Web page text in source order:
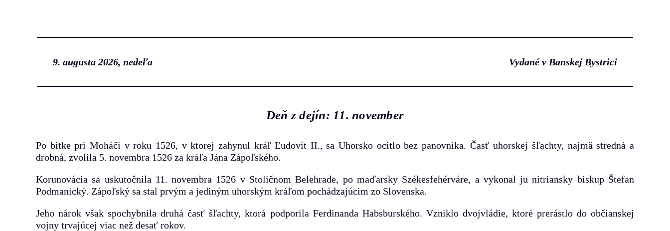
9. augusta 2026, nedeľa Vydané v Banskej Bystrici
Deň z dejín: 11. november
Po bitke pri Moháči v roku 1526, v ktorej zahynul kráľ Ľudovít II., sa Uhorsko ocitlo bez panovníka. Časť uhorskej šľachty, najmä stredná a
drobná, zvolila 5. novembra 1526 za kráľa Jána Zápoľského.
Korunovácia sa uskutočnila 11. novembra 1526 v Stoličnom Belehrade, po maďarsky Székesfehérváre, a vykonal ju nitriansky biskup Štefan
Podmanický. Zápoľský sa stal prvým a jediným uhorským kráľom pochádzajúcim zo Slovenska.
Jeho nárok však spochybnila druhá časť šľachty, ktorá podporila Ferdinanda Habsburského. Vzniklo dvojvládie, ktoré prerástlo do občianskej
vojny trvajúcej viac než desať rokov.